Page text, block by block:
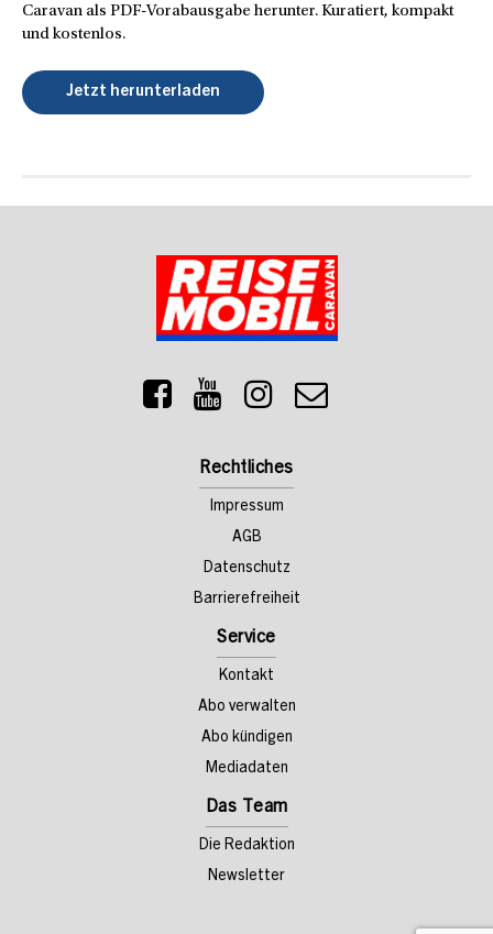
Laden Sie sich hier die aktuelle Ausgabe der Reisemobil
Caravan als PDF-Vorabausgabe herunter. Kuratiert, kompakt
Jetzt herunterladen
Rechtliches
Impressum
AGB
Datenschutz
Service
Kontakt
Abo verwalten
Abo kündigen
Das Team
Die Redaktion